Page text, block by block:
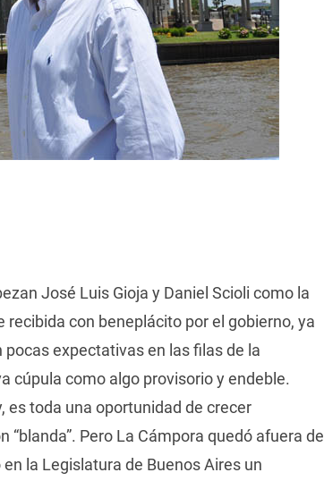
José Luis Gioja y Daniel Scioli como la
recibida con beneplácito por el gobierno, ya
expectativas en las filas de la
cúpula como algo provisorio y endeble.
es toda una oportunidad de crecer
Pero La Cámpora quedó afuera de
la Legislatura de Buenos Aires un